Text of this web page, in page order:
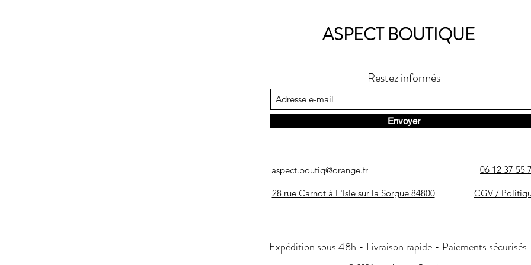
ASPECT BOUTIQUE
Restez informés
Envoyer
aspect.boutiq@orange.fr 06 12 37 55
28 rue Carnot à L'Isle sur la Sorgue 84800 CGV /
Expédition sous 48h - Livraison rapide - Paiements sécurisés